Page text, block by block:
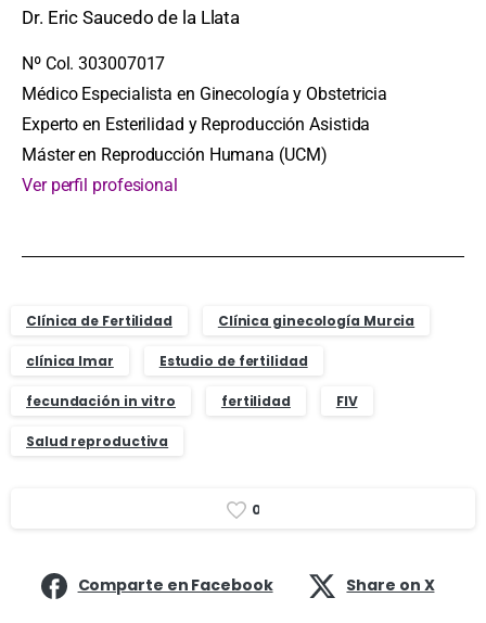
Dr. Eric Saucedo de la Llata
Nº Col. 303007017
Médico Especialista en Ginecología y Obstetricia
Experto en Esterilidad y Reproducción Asistida
Máster en Reproducción Humana (UCM)
Ver perfil profesional
Clínica de Fertilidad Clínica ginecología Murcia
clínica Imar Estudio de fertilidad
fecundación in vitro fertilidad FIV
Salud reproductiva
0
Comparte en Facebook Share on X